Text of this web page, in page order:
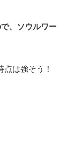
、ソウルワー
は強そう！